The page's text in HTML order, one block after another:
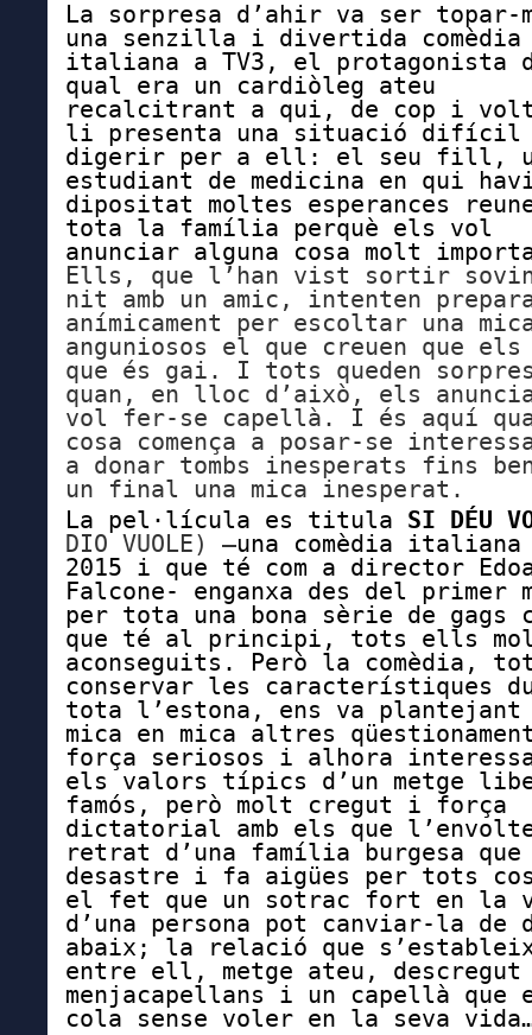
La sorpresa d’ahir va ser topar-
una senzilla i divertida comèdia
italiana a TV3, el protagonista
qual era un cardiòleg ateu
recalcitrant a qui, de cop i
li presenta una situació difícil
digerir per a ell: el seu fill,
estudiant de medicina en qui
dipositat moltes esperances
tota la família perquè els vol
anunciar alguna cosa molt
Ells, que l’han vist sortir
nit amb un amic, intenten
anímicament per escoltar una
anguniosos el que creuen que
que és gai. I tots queden
quan, en lloc d’això, els
vol fer-se capellà. I és aquí
cosa comença a posar-se
a donar tombs inesperats fins
un final una mica inesperat.
La pel·lícula es titula SI DÉU
DIO VUOLE) –una comèdia
2015 i que té com a director
Falcone- enganxa des del primer
per tota una bona sèrie de gags
que té al principi, tots ells
aconseguits. Però la comèdia,
conservar les característiques
tota l’estona, ens va plantejant
mica en mica altres
força seriosos i alhora
els valors típics d’un metge
famós, però molt cregut i força
dictatorial amb els que
retrat d’una família burgesa que
desastre i fa aigües per tots
el fet que un sotrac fort en la
d’una persona pot canviar-la de
abaix; la relació que
entre ell, metge ateu,
menjacapellans i un capellà que
cola sense voler en la seva